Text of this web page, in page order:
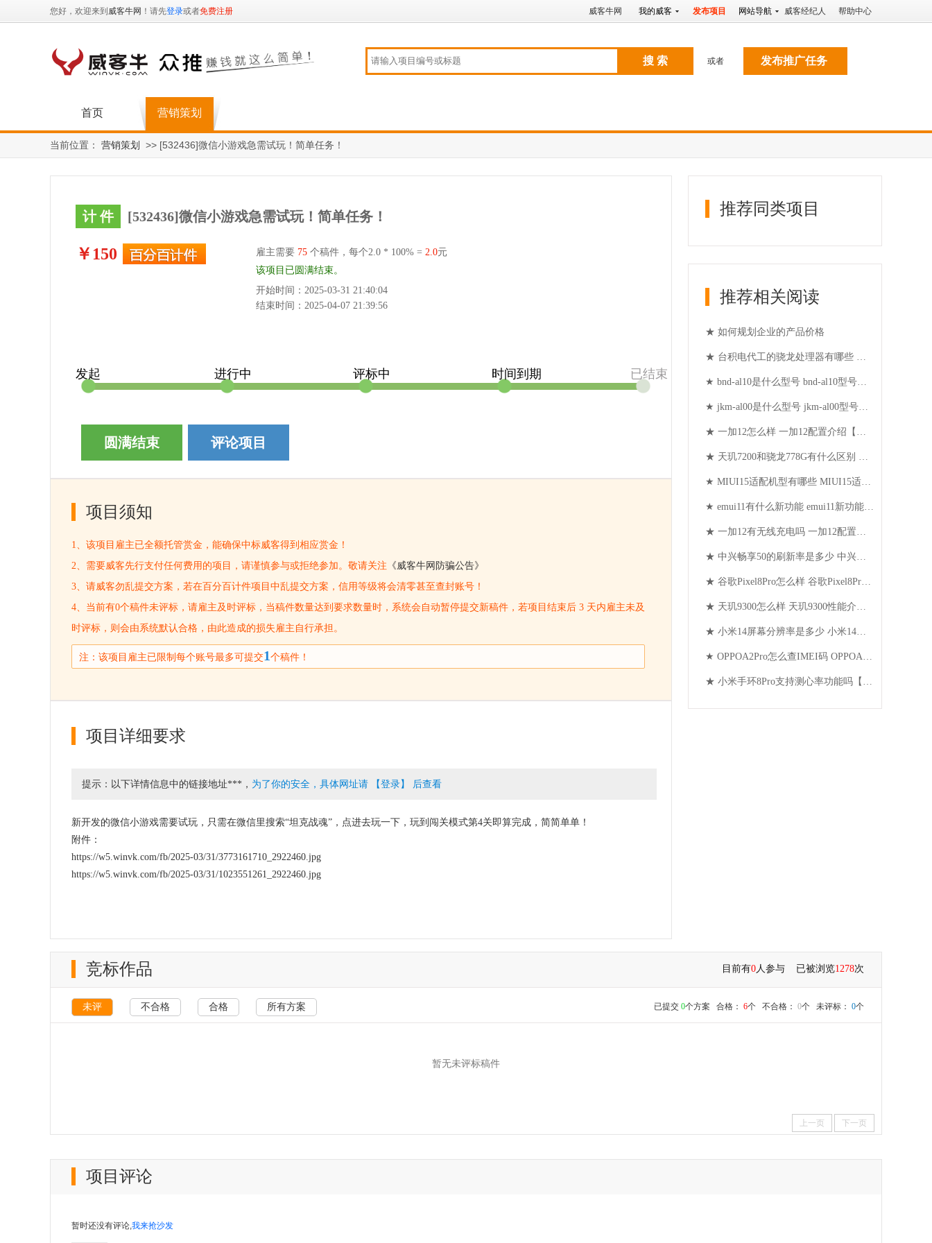
您好，欢迎来到 威客牛网 ！请先登录或者免费注册 威客牛网 我的威客 发布项目 网站导航 威客经纪人 帮助中心
搜 索 或者 发布推广任务
首页 营销策划
当前位置： 营销策划 >> [532436]微信小游戏急需试玩！简单任务！
计 件 [532436]微信小游戏急需试玩！简单任务！
￥150 雇主需要 75 个稿件，每个2.0 * 100% = 2.0元
该项目已圆满结束。
开始时间：2025-03-31 21:40:04
结束时间：2025-04-07 21:39:56
发起 进行中 评标中 时间到期 已结束
圆满结束 评论项目
项目须知
1、该项目雇主已全额托管赏金，能确保中标威客得到相应赏金！
2、需要威客先行支付任何费用的项目，请谨慎参与或拒绝参加。敬请关注 《威客牛网防骗公告》
3、请威客勿乱提交方案，若在百分百计件项目中乱提交方案，信用等级将会清零甚至查封账号！
4、当前有0个稿件未评标，请雇主及时评标，当稿件数量达到要求数量时，系统会自动暂停提交新稿件，若项目结束后 3 天内雇主未及
时评标，则会由系统默认合格，由此造成的损失雇主自行承担。
注：该项目雇主已限制每个账号最多可提交1 个稿件！
项目详细要求
提示：以下详情信息中的链接地址***， 为了你的安全，具体网址请 【登录】 后查看
新开发的微信小游戏需要试玩，只需在微信里搜索“坦克战魂”，点进去玩一下，玩到闯关模式第4关即算完成，简简单单！
附件：
https://w5.winvk.com/fb/2025-03/31/3773161710_2922460.jpg
https://w5.winvk.com/fb/2025-03/31/1023551261_2922460.jpg
推荐同类项目
推荐相关阅读
★ 如何规划企业的产品价格
★ 台积电代工的骁龙处理器有哪些 台积电代工的骁龙处理器介绍【详解】
★ bnd-al10是什么型号 bnd-al10型号介绍【详解】
★ jkm-al00是什么型号 jkm-al00型号介绍【详解】
★ 一加12怎么样 一加12配置介绍【详解】
★ 天玑7200和骁龙778G有什么区别 天玑7200和骁龙778G区别介绍【详解】
★ MIUI15适配机型有哪些 MIUI15适配机型介绍【详解】
★ emui11有什么新功能 emui11新功能介绍【详解】
★ 一加12有无线充电吗 一加12配置介绍【详解】
★ 中兴畅享50的刷新率是多少 中兴畅享50的刷新率介绍【详解】
★ 谷歌Pixel8Pro怎么样 谷歌Pixel8Pro介绍【详解】
★ 天玑9300怎么样 天玑9300性能介绍【详解】
★ 小米14屏幕分辨率是多少 小米14屏幕分辨率介绍【详解】
★ OPPOA2Pro怎么查IMEI码 OPPOA2Pro怎么查IMEI码方法【教程】
★ 小米手环8Pro支持测心率功能吗【详解】
竞标作品 目前有0人参与 已被浏览1278次
未评 不合格 合格 所有方案 已提交 0个方案 合格： 6个 不合格： 0个 未评标： 0个
暂无未评标稿件
上一页 下一页
项目评论
暂时还没有评论,我来抢沙发